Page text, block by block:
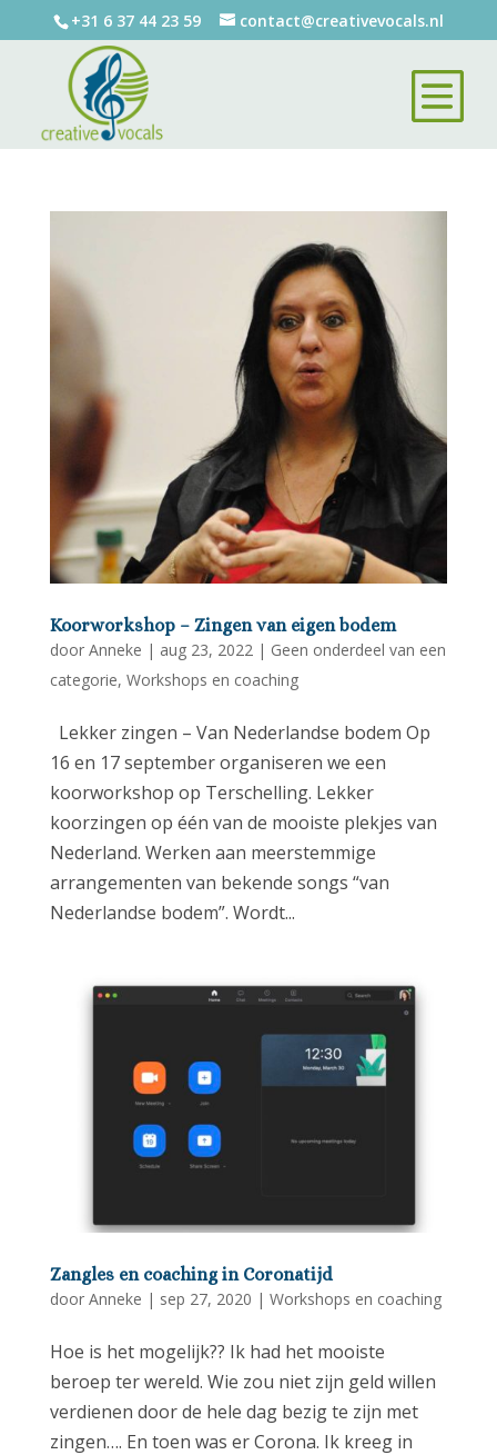
+31 6 37 44 23 59 contact@creativevocals.nl
Koorworkshop – Zingen van eigen bodem
door Anneke | aug 23, 2022| Geen onderdeel van een
categorie, Workshops en coaching
Lekker zingen – Van Nederlandse bodem Op
16 en 17 september organiseren we een
koorworkshop op Terschelling. Lekker
koorzingen op één van de mooiste plekjes van
Nederland. Werken aan meerstemmige
arrangementen van bekende songs “van
Nederlandse bodem”. Wordt...
Zangles en coaching in Coronatijd
door Anneke | sep 27, 2020 | Workshops en coaching
Hoe is het mogelijk?? Ik had het mooiste
beroep ter wereld. Wie zou niet zijn geld willen
verdienen door de hele dag bezig te zijn met
zingen…. En toen was er Corona. Ik kreeg in